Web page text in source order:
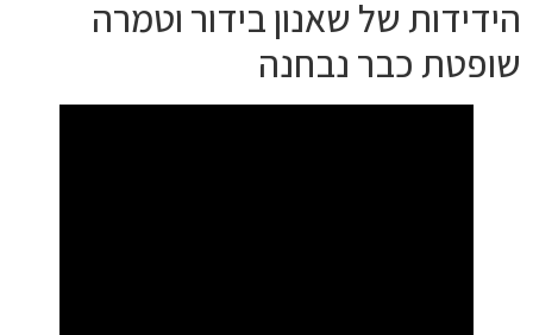
הידידות של שאנון בידור וטמרה
שופטת כבר נבחנה